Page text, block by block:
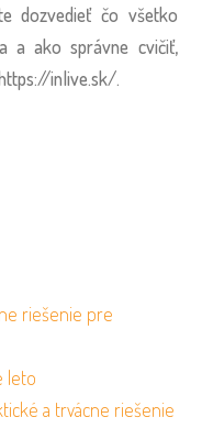
dozvedieť čo všetko
a ako správne cvičiť,
inlive.sk/.
riešenie pre
leto
a trvácne riešenie